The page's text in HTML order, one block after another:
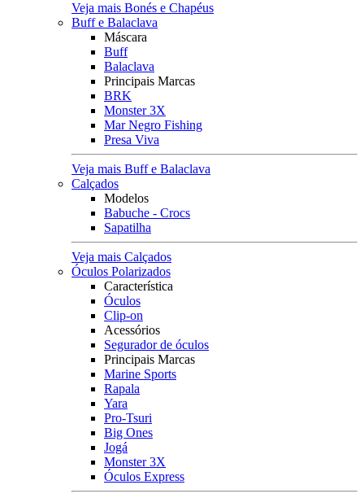
Veja mais Bonés e Chapéus
Buff e Balaclava
Máscara
Buff
Balaclava
Principais Marcas
BRK
Monster 3X
Mar Negro Fishing
Presa Viva
Veja mais Buff e Balaclava
Calçados
Modelos
Babuche - Crocs
Sapatilha
Veja mais Calçados
Óculos Polarizados
Característica
Óculos
Clip-on
Acessórios
Segurador de óculos
Principais Marcas
Marine Sports
Rapala
Yara
Pro-Tsuri
Big Ones
Jogá
Monster 3X
Óculos Express